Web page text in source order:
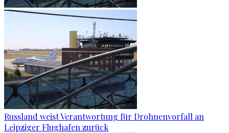
Russland weist Verantwortung für Drohnenvorfall an
Leipziger Flughafen zurück